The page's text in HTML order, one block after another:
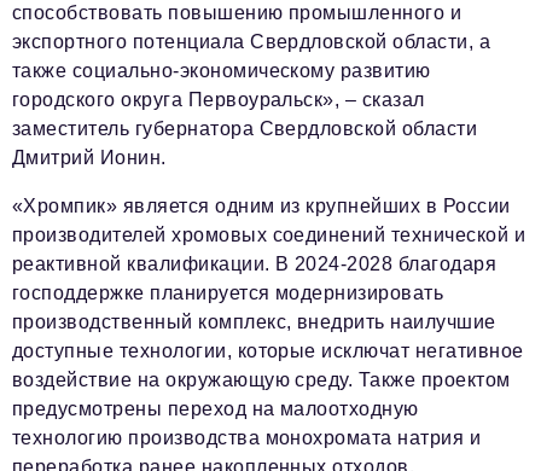
способствовать повышению промышленного и
экспортного потенциала Свердловской области, а
также социально-экономическому развитию
городского округа Первоуральск», – сказал
заместитель губернатора Свердловской области
Дмитрий Ионин.
«Хромпик» является одним из крупнейших в России
производителей хромовых соединений технической и
реактивной квалификации. В 2024-2028 благодаря
господдержке планируется модернизировать
производственный комплекс, внедрить наилучшие
доступные технологии, которые исключат негативное
воздействие на окружающую среду. Также проектом
предусмотрены переход на малоотходную
технологию производства монохромата натрия и
переработка ранее накопленных отходов.